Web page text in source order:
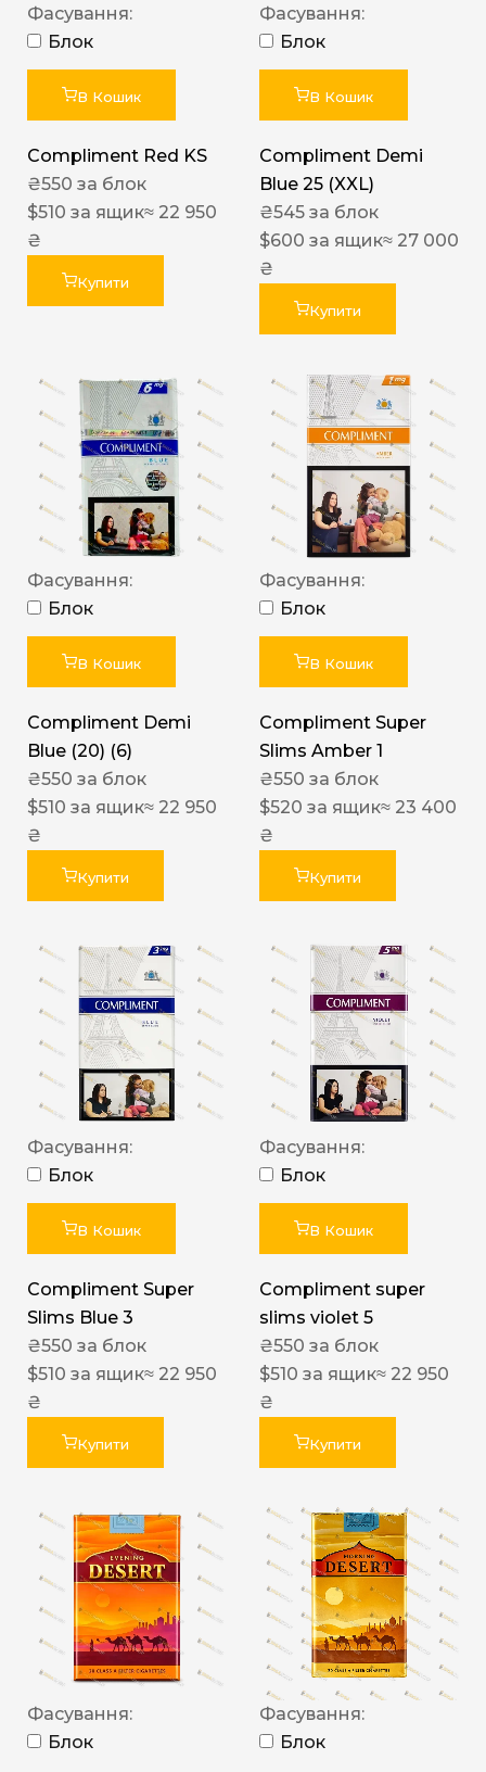
Фасування:
Блок
В Кошик
Compliment Red KS
₴550 за блок
$510 за ящик≈ 22 950
₴
Купити
Фасування:
Блок
В Кошик
Compliment Demi
Blue 25 (XXL)
₴545 за блок
$600 за ящик≈ 27 000
₴
Купити
Фасування:
Блок
В Кошик
Compliment Demi
Blue (20) (6)
₴550 за блок
$510 за ящик≈ 22 950
₴
Купити
Фасування:
Блок
В Кошик
Compliment Super
Slims Amber 1
₴550 за блок
$520 за ящик≈ 23 400
₴
Купити
Фасування:
Блок
В Кошик
Compliment Super
Slims Blue 3
₴550 за блок
$510 за ящик≈ 22 950
₴
Купити
Фасування:
Блок
В Кошик
Compliment super
slims violet 5
₴550 за блок
$510 за ящик≈ 22 950
₴
Купити
Фасування:
Блок
Фасування:
Блок